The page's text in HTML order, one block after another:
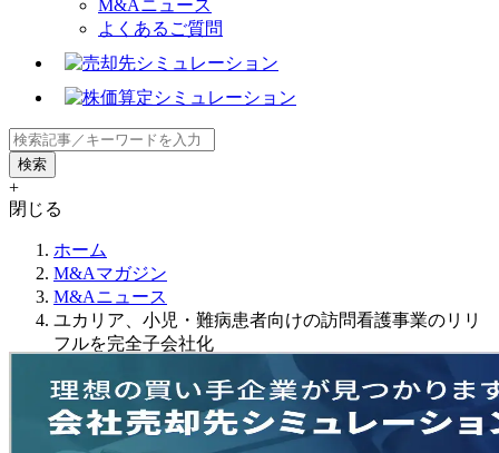
M&Aニュース
よくあるご質問
+
閉じる
ホーム
M&Aマガジン
M&Aニュース
ユカリア、小児・難病患者向けの訪問看護事業のリリ
フルを完全子会社化